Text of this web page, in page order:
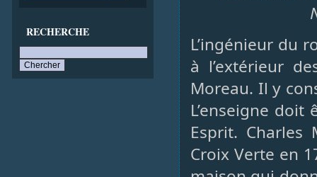
RECHERCHE
L’ingénieur du
à l’extérieur
Moreau. Il y
L’enseigne
Esprit. Charles
Croix Verte en